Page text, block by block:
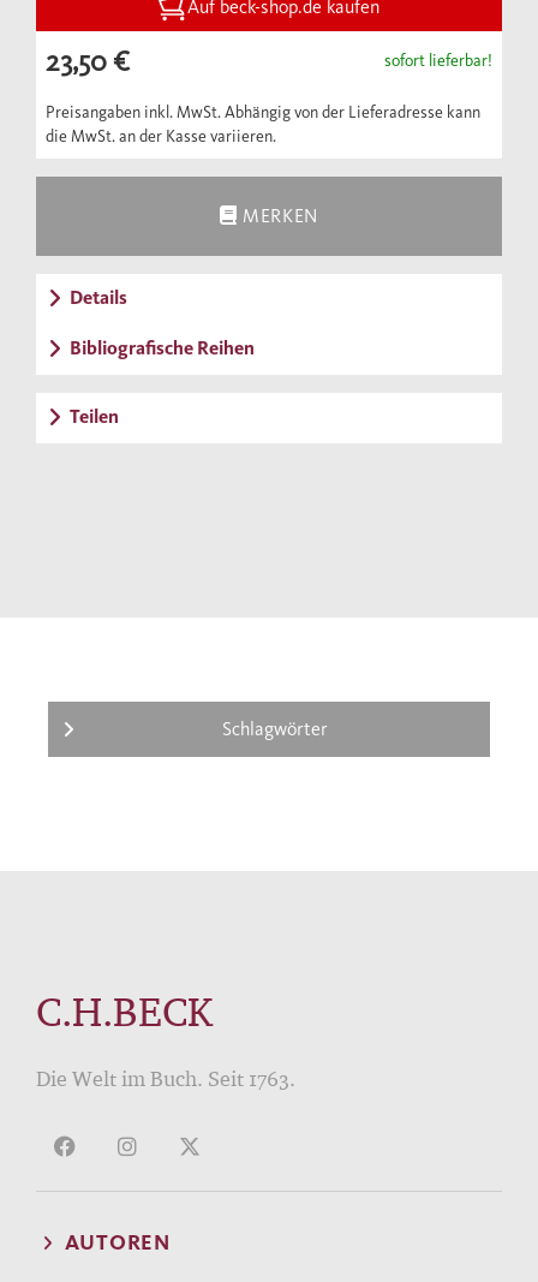
Auf beck-shop.de kaufen
23,50 € sofort lieferbar!
Preisangaben inkl. MwSt. Abhängig von der Lieferadresse kann
die MwSt. an der Kasse variieren.
MERKEN
Details
Bibliografische Reihen
Teilen
Schlagwörter
C.H.BECK
Die Welt im Buch. Seit 1763.
AUTOREN